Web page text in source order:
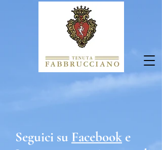
Seguici su Facebook e